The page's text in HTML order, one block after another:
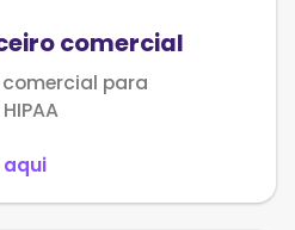
comercial
para